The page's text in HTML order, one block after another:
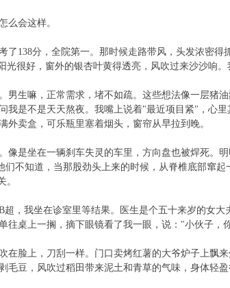
么会这样。
了138分，全院第一。那时候走路带风，头发浓密
很好，窗外的银杏叶黄得透亮，风吹过来沙沙响
男生嘛，正常需求，堵不如疏。这些想法像一层猪
我是不是天天熬夜。我嘴上说着"最近项目紧"，心
外卖盒，可乐瓶里塞着烟头，窗帘从早拉到晚。
像是坐在一辆刹车失灵的车里，方向盘也被焊死。
不知道，当那股劲头上来的时候，从脊椎底部窜
。
，我坐在诊室里等结果。医生是个五十来岁的女
往桌上一搁，摘下眼镜看了我一眼，说："小伙子，
在脸上，刀刮一样。门口卖烤红薯的大爷炉子上飘
毛豆，风吹过稻田带来泥土和青草的气味，身体轻